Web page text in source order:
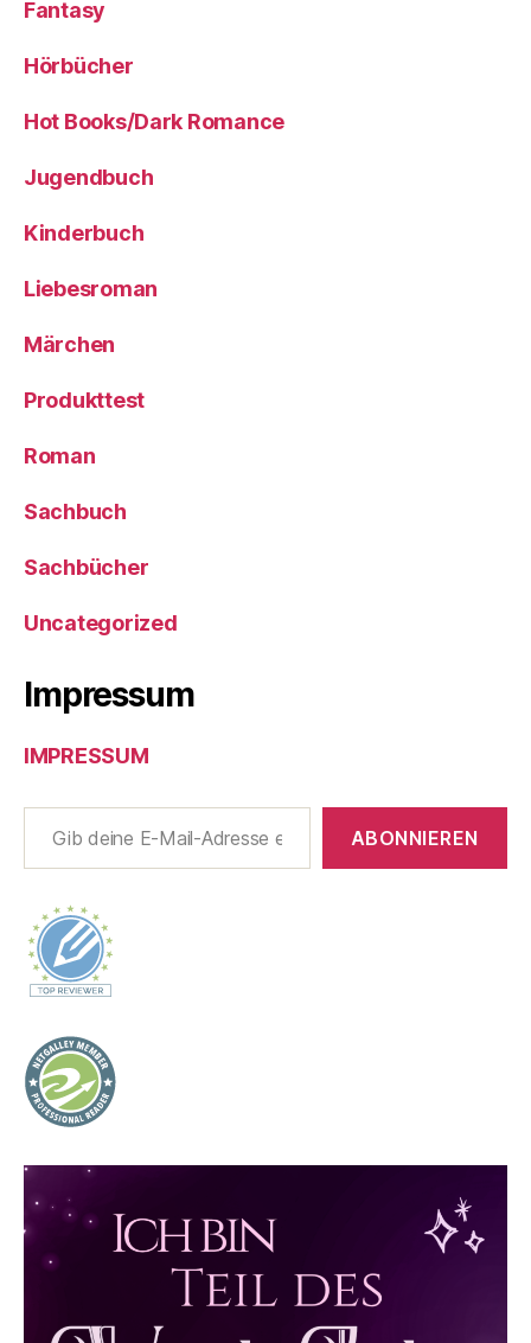
Fantasy
Hörbücher
Hot Books/Dark Romance
Jugendbuch
Kinderbuch
Liebesroman
Märchen
Produkttest
Roman
Sachbuch
Sachbücher
Uncategorized
Impressum
IMPRESSUM
Gib deine E-Mail-Adresse ein ...
ABONNIEREN